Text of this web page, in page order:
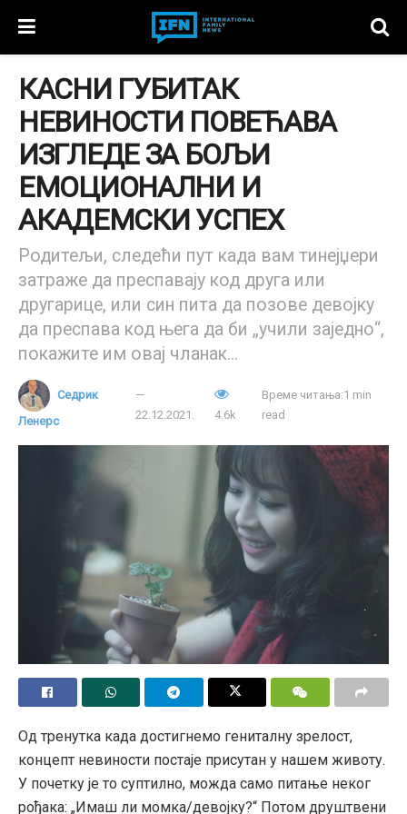
КАСНИ ГУБИТАК
НЕВИНОСТИ ПОВЕЋАВА
ИЗГЛЕДЕ ЗА БОЉИ
ЕМОЦИОНАЛНИ И
АКАДЕМСКИ УСПЕХ
Родитељи, следећи пут када вам тинејџери
затраже да преспавају код друга или
другарице, или син пита да позове девојку
да преспава код њега да би „учили заједно“,
покажите им овај чланак...
Седрик
Ленерс
22.12.2021. 4.6k
Време читања:1 min
read
Од тренутка када достигнемо гениталну зрелост,
концепт невиности постаје присутан у нашем животу.
У почетку је то суптилно, можда само питање неког
рођака: „Имаш ли момка/девојку?“ Потом друштвени